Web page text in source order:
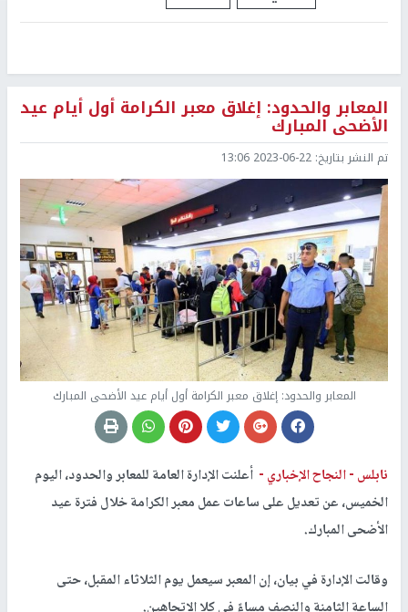
المعابر والحدود: إغلاق معبر الكرامة أول أيام عيد
الأضحى المبارك
تم النشر بتاريخ: 2023-06-22 13:06
المعابر والحدود: إغلاق معبر الكرامة أول أيام عيد الأضحى المبارك
نابلس -النجاح الإخباري - أعلنت الإدارة العامة للمعابر والحدود، اليوم
الخميس، عن تعديل على ساعات عمل معبر الكرامة خلال فترة عيد
الأضحى المبارك.
وقالت الإدارة في بيان، إن المعبر سيعمل يوم الثلاثاء المقبل، حتى